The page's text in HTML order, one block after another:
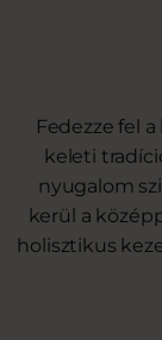
Fedezze fel
keleti
nyugalom
kerül a
holisztikus